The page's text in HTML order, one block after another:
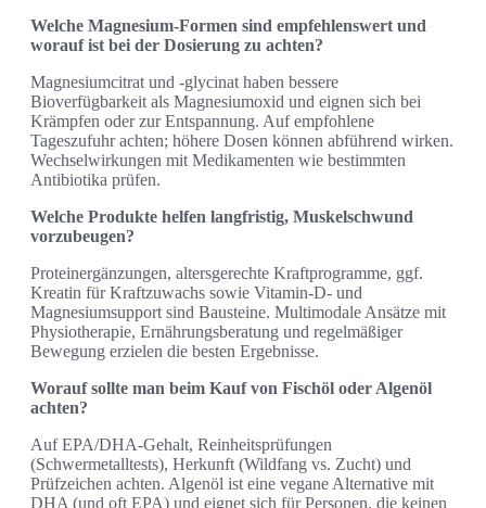
Welche Magnesium‑Formen sind empfehlenswert und
worauf ist bei der Dosierung zu achten?
Magnesiumcitrat und -glycinat haben bessere
Bioverfügbarkeit als Magnesiumoxid und eignen sich bei
Krämpfen oder zur Entspannung. Auf empfohlene
Tageszufuhr achten; höhere Dosen können abführend wirken.
Wechselwirkungen mit Medikamenten wie bestimmten
Antibiotika prüfen.
Welche Produkte helfen langfristig, Muskelschwund
vorzubeugen?
Proteinergänzungen, altersgerechte Kraftprogramme, ggf.
Kreatin für Kraftzuwachs sowie Vitamin‑D‑ und
Magnesiumsupport sind Bausteine. Multimodale Ansätze mit
Physiotherapie, Ernährungsberatung und regelmäßiger
Bewegung erzielen die besten Ergebnisse.
Worauf sollte man beim Kauf von Fischöl oder Algenöl
achten?
Auf EPA/DHA‑Gehalt, Reinheitsprüfungen
(Schwermetalltests), Herkunft (Wildfang vs. Zucht) und
Prüfzeichen achten. Algenöl ist eine vegane Alternative mit
DHA (und oft EPA) und eignet sich für Personen, die keinen